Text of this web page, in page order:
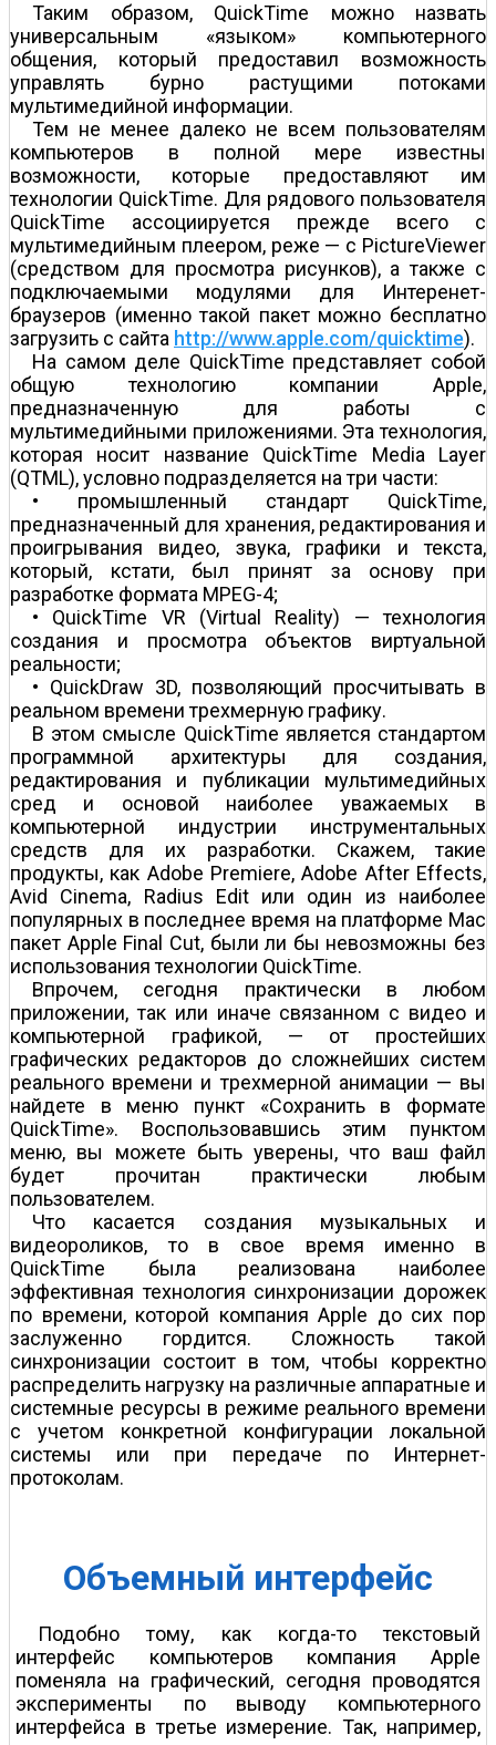
Таким образом, QuickTime можно назвать
универсальным «языком» компьютерного
общения, который предоставил возможность
управлять бурно растущими потоками
мультимедийной информации.
Тем не менее далеко не всем пользователям
компьютеров в полной мере известны
возможности, которые предоставляют им
технологии QuickTime. Для рядового пользователя
QuickTime ассоциируется прежде всего с
мультимедийным плеером, реже — с PictureViewer
(средством для просмотра рисунков), а также с
подключаемыми модулями для Интеренет-
браузеров (именно такой пакет можно бесплатно
загрузить с сайта http://www.apple.com/quicktime).
На самом деле QuickTime представляет собой
общую технологию компании Apple,
предназначенную для работы с
мультимедийными приложениями. Эта технология,
которая носит название QuickTime Media Layer
(QTML), условно подразделяется на три части:
• промышленный стандарт QuickTime,
предназначенный для хранения, редактирования и
проигрывания видео, звука, графики и текста,
который, кстати, был принят за основу при
разработке формата MPEG-4;
• QuickTime VR (Virtual Reality) — технология
создания и просмотра объектов виртуальной
реальности;
• QuickDraw 3D, позволяющий просчитывать в
реальном времени трехмерную графику.
В этом смысле QuickTime является стандартом
программной архитектуры для создания,
редактирования и публикации мультимедийных
сред и основой наиболее уважаемых в
компьютерной индустрии инструментальных
средств для их разработки. Скажем, такие
продукты, как Adobe Premiere, Adobe After Effects,
Avid Cinema, Radius Edit или один из наиболее
популярных в последнее время на платформе Mac
пакет Apple Final Cut, были ли бы невозможны без
использования технологии QuickTime.
Впрочем, сегодня практически в любом
приложении, так или иначе связанном с видео и
компьютерной графикой, — от простейших
графических редакторов до сложнейших систем
реального времени и трехмерной анимации — вы
найдете в меню пункт «Сохранить в формате
QuickTime». Воспользовавшись этим пунктом
меню, вы можете быть уверены, что ваш файл
будет прочитан практически любым
пользователем.
Что касается создания музыкальных и
видеороликов, то в свое время именно в
QuickTime была реализована наиболее
эффективная технология синхронизации дорожек
по времени, которой компания Apple до сих пор
заслуженно гордится. Сложность такой
синхронизации состоит в том, чтобы корректно
распределить нагрузку на различные аппаратные и
системные ресурсы в режиме реального времени
с учетом конкретной конфигурации локальной
системы или при передаче по Интернет-
протоколам.
Объемный интерфейс
Подобно тому, как когда-то текстовый
интерфейс компьютеров компания Apple
поменяла на графический, сегодня проводятся
эксперименты по выводу компьютерного
интерфейса в третье измерение. Так, например,